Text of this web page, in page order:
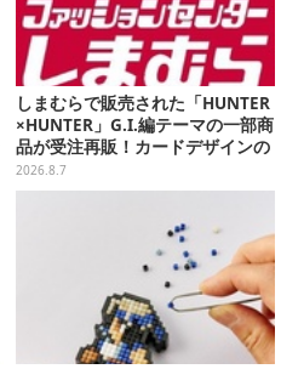
しまむらで販売された「HUNTER
×HUNTER」G.I.編テーマの一部商
品が受注再販！カードデザインの
キーホルダーや、キルアたちのセ
リフ付ソックスなど
2026.8.7